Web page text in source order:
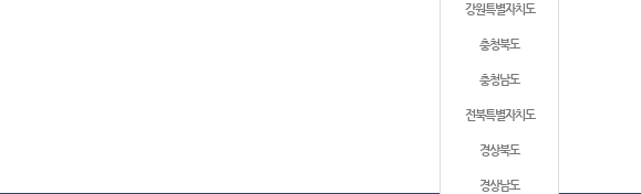
강원특별자치도
충청북도
충청남도
전북특별자치도
경상북도
경상남도